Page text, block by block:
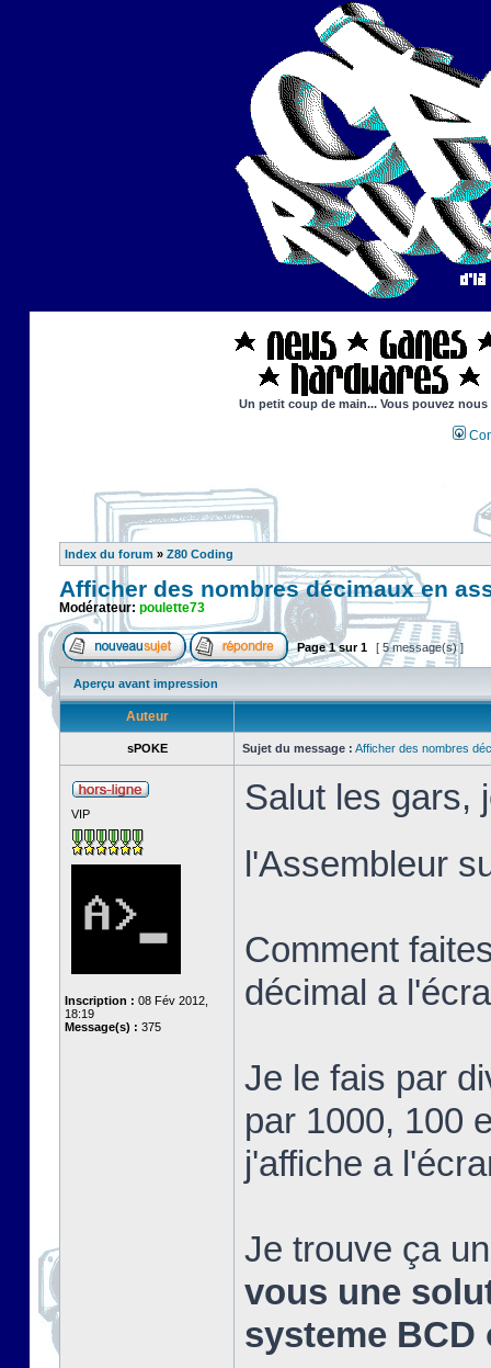
Un petit coup de main... Vous pouvez
Index du forum » Z80 Coding
Afficher des nombres décimaux en
Modérateur: poulette73
Page1sur1 [ 5 message(s) ]
Aperçu avant impression
Auteur
sPOKE Sujet du message : Afficher des nombres
VIP
Inscription : 08 Fév 2012,
18:19
Message(s) : 375
Salut les gars,
l'Assembleur
Comment
décimal a
Je le fais par
par 1000, 100
j'affiche a
Je trouve ça
vous une
systeme BCD